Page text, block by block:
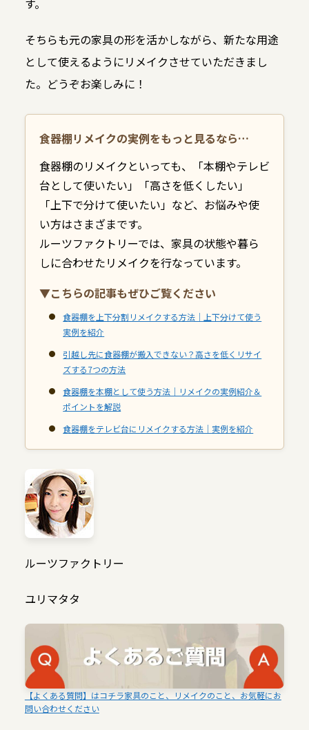
す。
そちらも元の家具の形を活かしながら、新たな用途
として使えるようにリメイクさせていただきまし
た。どうぞお楽しみに！
食器棚リメイクの実例をもっと見るなら…
食器棚のリメイクといっても、「本棚やテレビ
台として使いたい」「高さを低くしたい」
「上下で分けて使いたい」など、お悩みや使
い方はさまざまです。
ルーツファクトリーでは、家具の状態や暮ら
しに合わせたリメイクを行なっています。
▼こちらの記事もぜひご覧ください
食器棚を上下分割リメイクする方法｜上下分けて使う
実例を紹介
引越し先に食器棚が搬入できない？高さを低くリサイ
ズする7つの方法
食器棚を本棚として使う方法｜リメイクの実例紹介＆
ポイントを解説
食器棚をテレビ台にリメイクする方法｜実例を紹介
ルーツファクトリー
ユリマタタ
【よくある質問】はコチラ家具のこと、リメイクのこと、お気軽にお
問い合わせください